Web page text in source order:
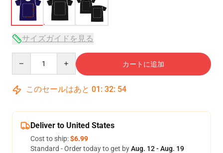
サイズガイドを見る
カートに追加
このセールはあと 01 : 32: 54
Deliver to United States
Cost to ship:$6.99
Standard - Order today to get byAug. 12 - Aug. 19